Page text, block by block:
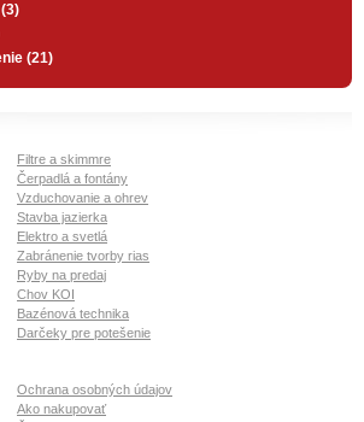
(21)
Filtre a skimmre
Čerpadlá a fontány
Vzduchovanie a ohrev
Stavba jazierka
Elektro a svetlá
Zabránenie tvorby rias
Ryby na predaj
Chov KOI
Bazénová technika
Darčeky pre potešenie
Ochrana osobných údajov
Ako nakupovať